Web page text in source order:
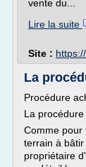
vente du...
Lire la suite
Site :
La
Procédure
La
Comme pour
terrain à
propriétaire